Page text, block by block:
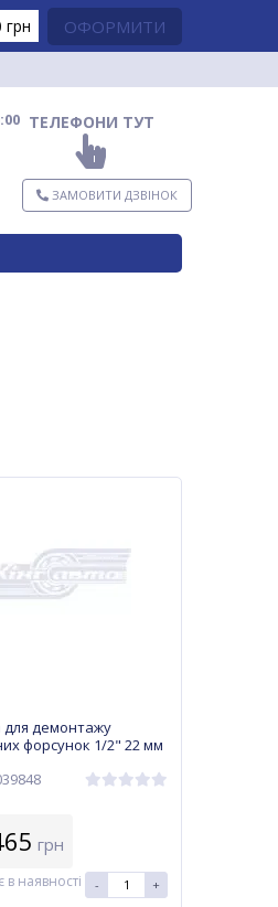
грн ОФОРМИТИ
ТЕЛЕФОНИ ТУТ
ЗАМОВИТИ ДЗВІНОК
для демонтажу
форсунок 1/2" 22 мм
грн
наявності - +